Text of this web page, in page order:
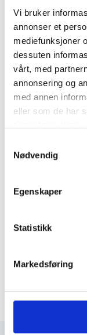
Vi bruker
annonser et
mediefunksjoner
dessuten
vårt, med
annonsering og
med annen
eller som de har
Nødvendig
Egenskaper
Statistikk
Markedsføring